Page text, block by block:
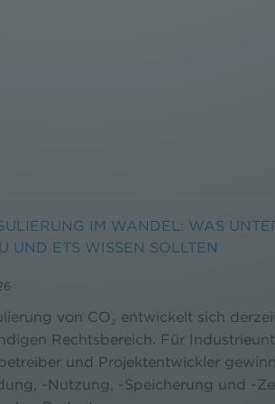
IM WANDEL: WAS
UND ETS WISSEN SOLLTEN
von CO₂ entwickelt sich
Rechtsbereich. Für
und Projektentwickler
-Nutzung, -Speicherung und -